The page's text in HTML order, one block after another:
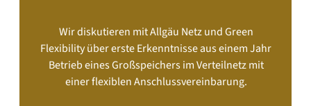
Wir diskutieren mit Allgäu Netz und Green
Flexibility über erste Erkenntnisse aus einem Jahr
Betrieb eines Großspeichers im Verteilnetz mit
einer flexiblen Anschlussvereinbarung.